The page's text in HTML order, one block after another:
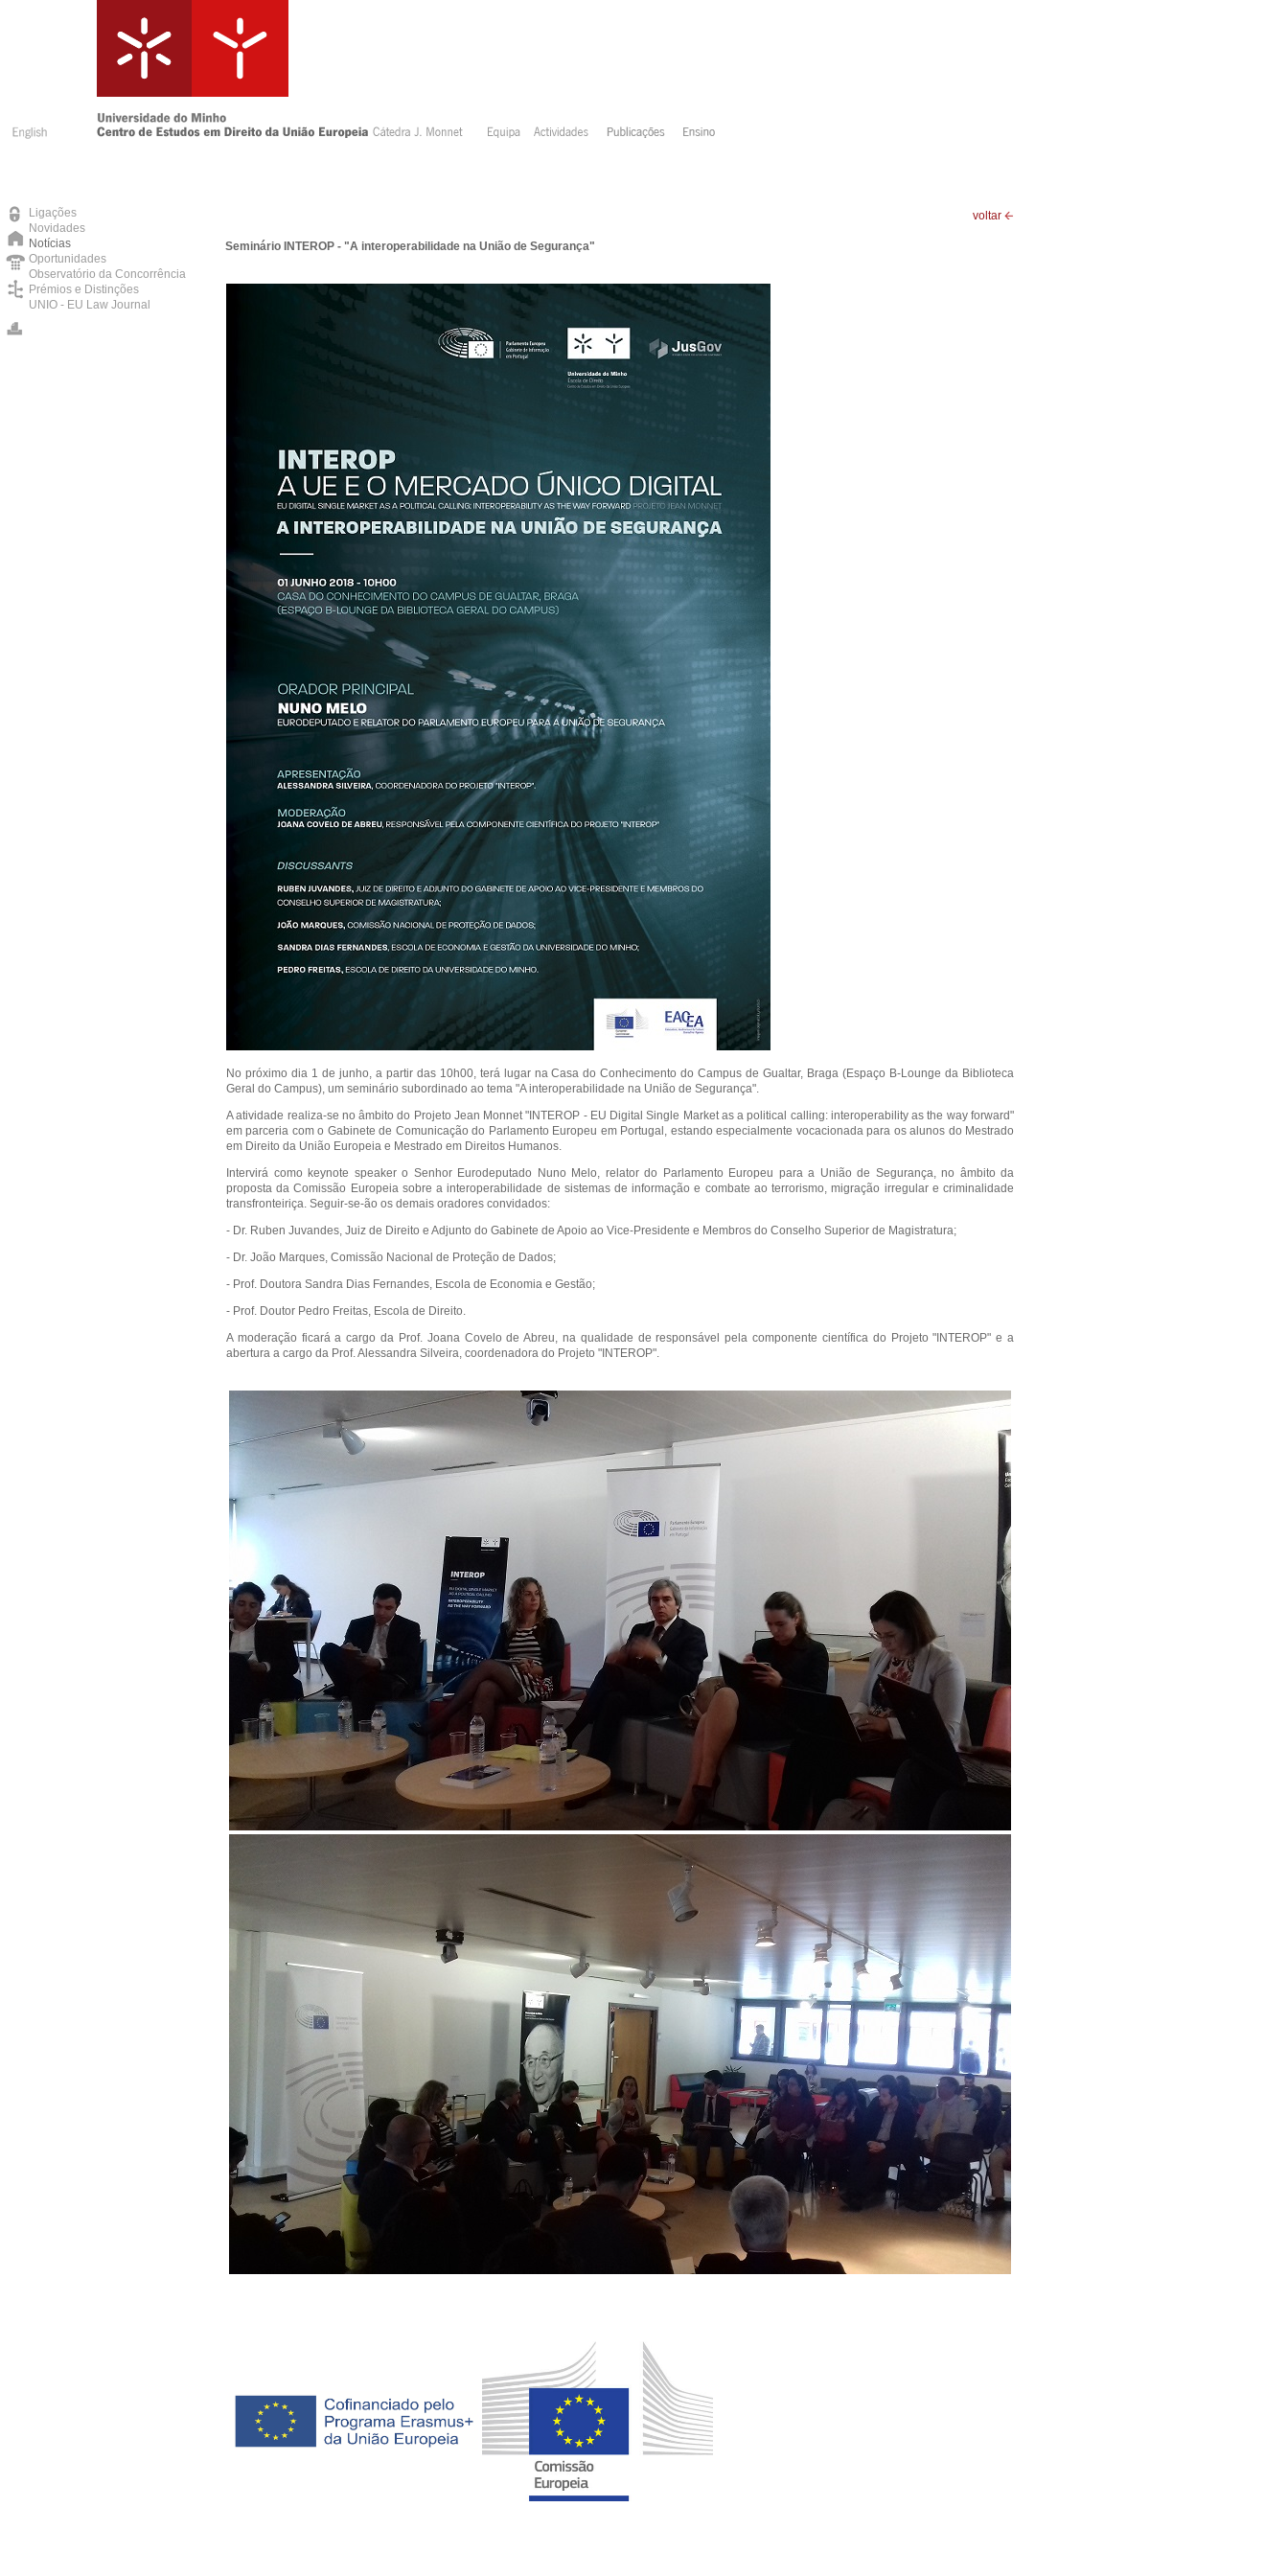
Ligações
Novidades
Notícias
Oportunidades
Observatório da Concorrência
Prémios e Distinções
UNIO - EU Law Journal
voltar
Seminário INTEROP - "A interoperabilidade na União de Segurança"
No próximo dia 1 de junho, a partir das 10h00, terá lugar na Casa do Conhecimento do Campus de Gualtar, Braga (Espaço B-Lounge da Biblioteca
Geral do Campus), um seminário subordinado ao tema "A interoperabilidade na União de Segurança".
A atividade realiza-se no âmbito do Projeto Jean Monnet "INTEROP - EU Digital Single Market as a political calling: interoperability as the way forward"
em parceria com o Gabinete de Comunicação do Parlamento Europeu em Portugal, estando especialmente vocacionada para os alunos do Mestrado
em Direito da União Europeia e Mestrado em Direitos Humanos.
Intervirá como keynote speaker o Senhor Eurodeputado Nuno Melo, relator do Parlamento Europeu para a União de Segurança, no âmbito da
proposta da Comissão Europeia sobre a interoperabilidade de sistemas de informação e combate ao terrorismo, migração irregular e criminalidade
transfronteiriça. Seguir-se-ão os demais oradores convidados:
- Dr. Ruben Juvandes, Juiz de Direito e Adjunto do Gabinete de Apoio ao Vice-Presidente e Membros do Conselho Superior de Magistratura;
- Dr. João Marques, Comissão Nacional de Proteção de Dados;
- Prof. Doutora Sandra Dias Fernandes, Escola de Economia e Gestão;
- Prof. Doutor Pedro Freitas, Escola de Direito.
A moderação ficará a cargo da Prof. Joana Covelo de Abreu, na qualidade de responsável pela componente científica do Projeto "INTEROP" e a
abertura a cargo da Prof. Alessandra Silveira, coordenadora do Projeto "INTEROP".